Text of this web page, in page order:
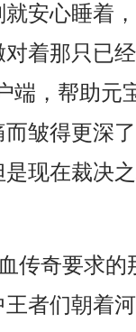
安心睡着
着那只已
端，帮助元
皱得更深
现在裁决
传奇要求的
者们朝着